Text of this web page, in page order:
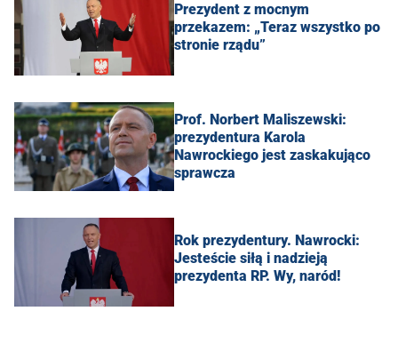
Prezydent z mocnym
przekazem: „Teraz wszystko po
stronie rządu”
Prof. Norbert Maliszewski:
prezydentura Karola
Nawrockiego jest zaskakująco
sprawcza
Rok prezydentury. Nawrocki:
Jesteście siłą i nadzieją
prezydenta RP. Wy, naród!